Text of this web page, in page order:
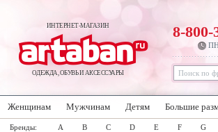
ИНТЕРНЕТ-МАГАЗИН
ОДЕЖДА, ОБУВЬ И АКСЕССУАРЫ
8-800-
Женщинам Мужчинам Детям Большие
Бренды: A B C D E F G